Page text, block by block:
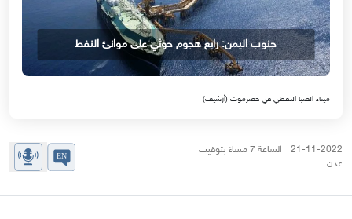
جنوب اليمن: رابع هجوم حوثي على موانئ النفط
ميناء الضبا النفطي في حضرموت (أرشيف)
21-11-2022 الساعة 7 مساءً بتوقيت
عدن